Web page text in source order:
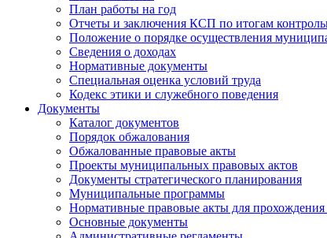
План работы на год
Отчеты и заключения КСП по итогам
Положение о порядке осуществления
Сведения о доходах
Нормативные документы
Специальная оценка условий труда
Кодекс этики и служебного поведения
Документы
Каталог документов
Порядок обжалования
Обжалованные правовые акты
Проекты муниципальных правовых актов
Документы стратегического планирования
Муниципальные программы
Нормативные правовые акты для прохождения
Основные документы